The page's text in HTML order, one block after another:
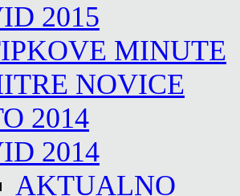
2015
MINUTE
NOVICE
2014
2014
AKTUALNO